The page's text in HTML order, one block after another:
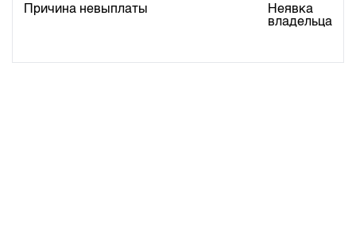
Причина невыплаты
Неявка
владельца